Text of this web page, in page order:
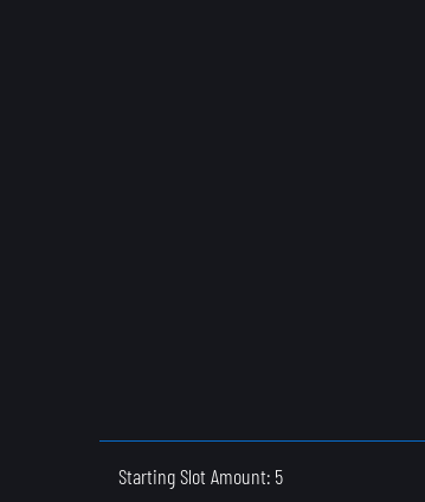
Starting Slot Amount: 5